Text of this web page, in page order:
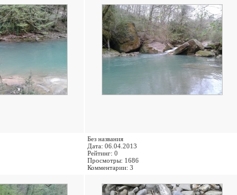
Без названия
Дата: 06.04.2013
Рейтинг: 0
Просмотры: 1686
Комментарии: 3